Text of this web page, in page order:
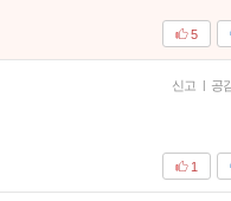
5
신고 | 공
1